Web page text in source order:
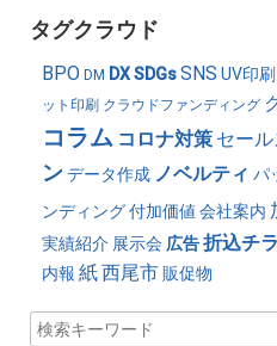
タグクラウド
BPO DM DXSDGsSNS UV印刷
ット印刷 クラウドファンディング
コラム コロナ対策 セー
ンデータ作成 ノベルティ パ
ンディング付加価値 会社案内
実績紹介 展示会 広告折込チ
内報 紙西尾市 販促物